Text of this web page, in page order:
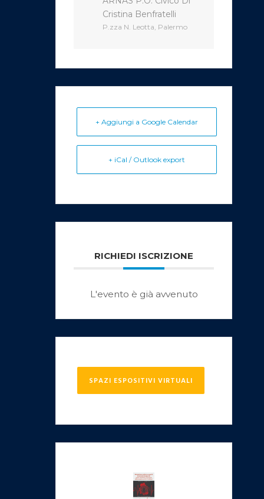
Cristina Benfratelli
P.zza N. Leotta, Palermo
+ Aggiungi a Google Calendar
+ iCal / Outlook export
RICHIEDI ISCRIZIONE
L'evento è già avvenuto
SPAZI ESPOSITIVI VIRTUALI